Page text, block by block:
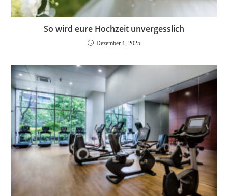
So wird eure Hochzeit unvergesslich
Dezember 1, 2025